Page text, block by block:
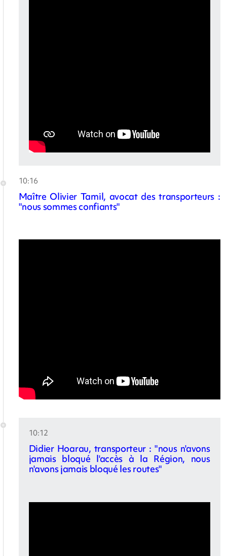
10:16
Maître Olivier Tamil, avocat des transporteurs :
"nous sommes confiants"
10:12
Didier Hoarau, transporteur : "nous n'avons
jamais bloqué l'accès à la Région, nous
n'avons jamais bloqué les routes"